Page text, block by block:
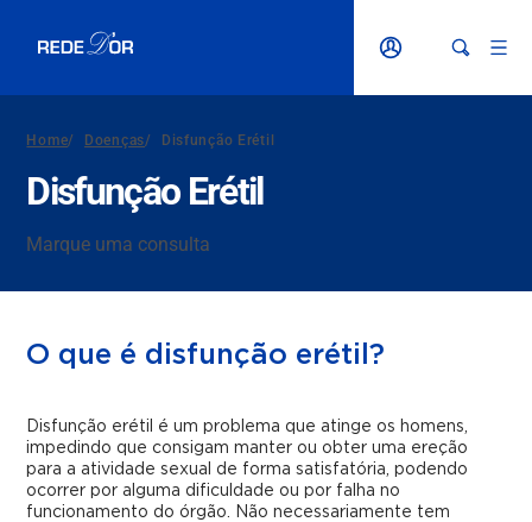
Home/ Doenças/ Disfunção Erétil
Disfunção Erétil
Marque uma consulta
O que é disfunção erétil?
Disfunção erétil é um problema que atinge os homens,
impedindo que consigam manter ou obter uma ereção
para a atividade sexual de forma satisfatória, podendo
ocorrer por alguma dificuldade ou por falha no
funcionamento do órgão. Não necessariamente tem